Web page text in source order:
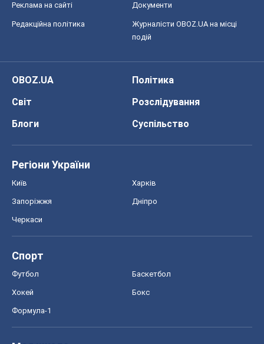
Реклама на сайті Документи
Редакційна політика
Журналісти OBOZ.UA на місці
подій
OBOZ.UA
Політика
Світ
Розслідування
Блоги
Суспільство
Регіони України
Київ Харків
Запоріжжя Дніпро
Черкаси
Спорт
Футбол Баскетбол
Хокей Бокс
Формула-1